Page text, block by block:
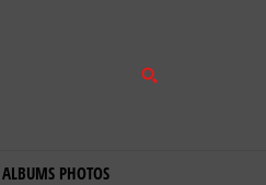
ALBUMS PHOTOS